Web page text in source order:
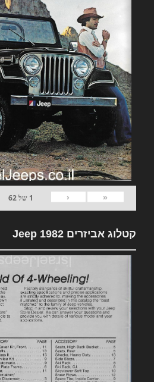
«
‹
1 של62
קטלוג אביזרים 1982 Jeep